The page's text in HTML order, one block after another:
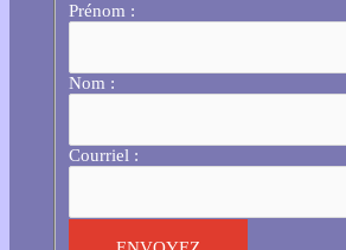
Prénom :
Nom :
Courriel :